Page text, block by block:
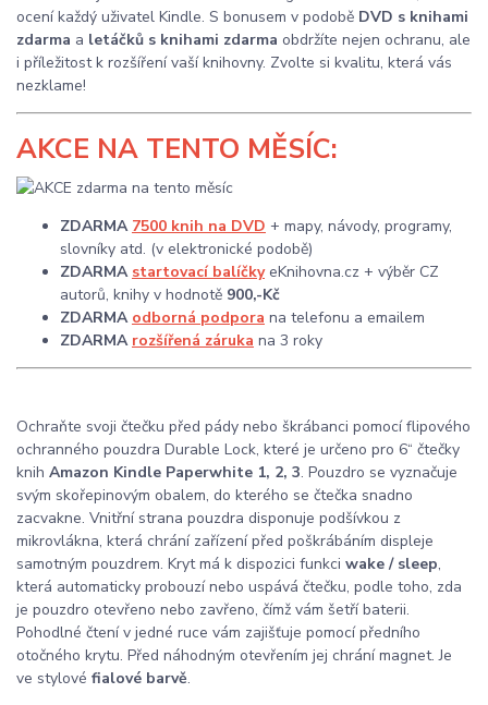
ocení každý uživatel Kindle. S bonusem v podobě DVD s knihami
zdarma a letáčků s knihami zdarma obdržíte nejen ochranu, ale
i příležitost k rozšíření vaší knihovny. Zvolte si kvalitu, která vás
nezklame!
AKCE NA TENTO MĚSÍC:
ZDARMA 7500 knih na DVD + mapy, návody, programy,
slovníky atd. (v elektronické podobě)
ZDARMA startovací balíčkyeKnihovna.cz + výběr CZ
autorů, knihy v hodnotě 900,-Kč
ZDARMA odborná podpora na telefonu a emailem
ZDARMA rozšířená záruka na 3 roky
Ochraňte svoji čtečku před pády nebo škrábanci pomocí flipového
ochranného pouzdra Durable Lock, které je určeno pro 6“ čtečky
knih Amazon Kindle Paperwhite 1, 2, 3. Pouzdro se vyznačuje
svým skořepinovým obalem, do kterého se čtečka snadno
zacvakne. Vnitřní strana pouzdra disponuje podšívkou z
mikrovlákna, která chrání zařízení před poškrábáním displeje
samotným pouzdrem. Kryt má k dispozici funkci wake / sleep,
která automaticky probouzí nebo uspává čtečku, podle toho, zda
je pouzdro otevřeno nebo zavřeno, čímž vám šetří baterii.
Pohodlné čtení v jedné ruce vám zajišťuje pomocí předního
otočného krytu. Před náhodným otevřením jej chrání magnet. Je
ve stylové fialové barvě.